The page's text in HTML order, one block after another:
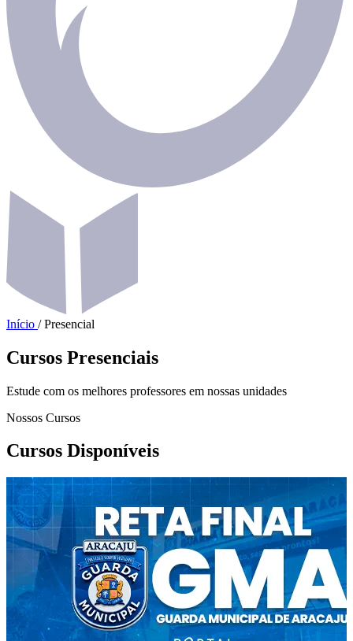
Início / Presencial
Cursos Presenciais
Estude com os melhores professores em nossas unidades
Nossos Cursos
Cursos Disponíveis